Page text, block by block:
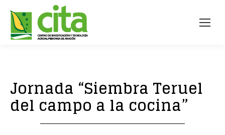
Jornada “Siembra Teruel
del campo a la cocina”